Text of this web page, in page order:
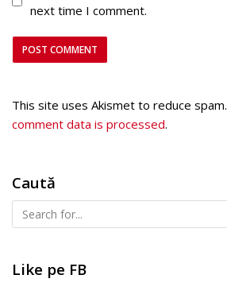
next time I comment.
This site uses Akismet to reduce spam.
comment data is processed.
Caută
Like pe FB